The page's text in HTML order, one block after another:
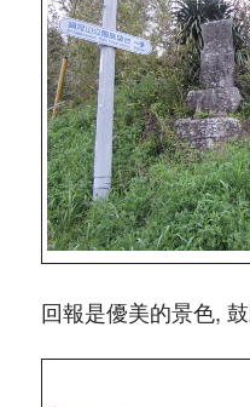
回報是優美的景色,